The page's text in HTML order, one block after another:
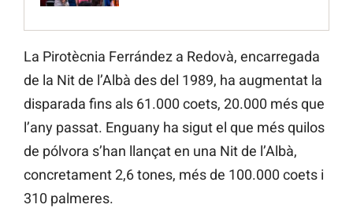
La Pirotècnia Ferrández a Redovà, encarregada
de la Nit de l’Albà des del 1989, ha augmentat la
disparada fins als 61.000 coets, 20.000 més que
l’any passat. Enguany ha sigut el que més quilos
de pólvora s’han llançat en una Nit de l’Albà,
concretament 2,6 tones, més de 100.000 coets i
310 palmeres.